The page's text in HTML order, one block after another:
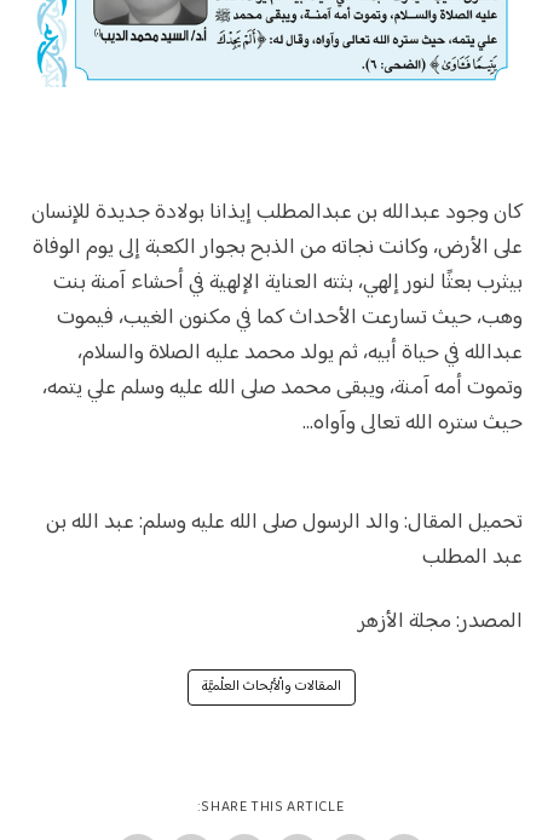
كان وجود عبدالله بن عبدالمطلب إيذانا بولادة جديدة للإنسان
على الأرض، وكانت نجاته من الذبح بجوار الكعبة إلى يوم الوفاة
بيثرب بعثًا لنور إلهي، بثته العناية الإلهية في أحشاء آمنة بنت
وهب، حيث تسارعت الأحداث كما في مكنون الغيب، فيموت
عبدالله في حياة أبيه، ثم يولد محمد عليه الصلاة والسلام،
وتموت أمه آمنة، ويبقى محمد صلى الله عليه وسلم علي يتمه،
حيث ستره الله تعالى وآواه...
تحميل المقال:والد الرسول صلى الله عليه وسلم: عبد الله بن
عبد المطلب
المصدر:مجلة الأزهر
المقالات والْأبْحاث العلْميَّة
SHARE THIS ARTICLE: